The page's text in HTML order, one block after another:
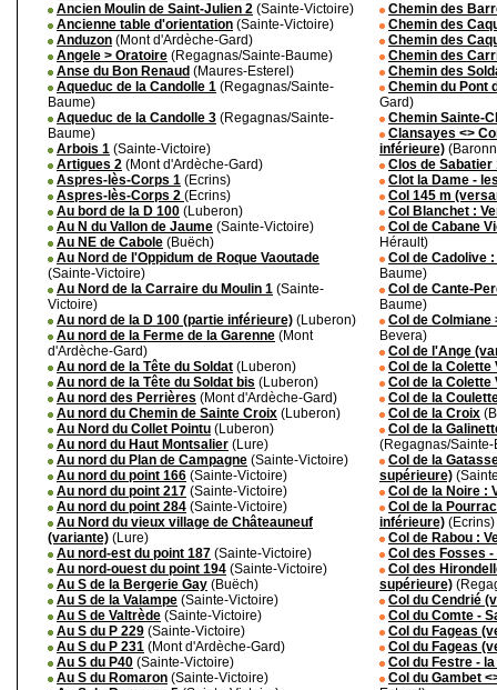
Ancien Moulin de Saint-Julien 2 (Sainte-Victoire)
Ancienne table d'orientation (Sainte-Victoire)
Anduzon (Mont d'Ardèche-Gard)
Angele > Oratoire (Regagnas/Sainte-Baume)
Anse du Bon Renaud (Maures-Esterel)
Aqueduc de la Candolle 1 (Regagnas/Sainte-
Baume)
Aqueduc de la Candolle 3 (Regagnas/Sainte-
Baume)
Arbois 1 (Sainte-Victoire)
Artigues 2 (Mont d'Ardèche-Gard)
Aspres-lès-Corps 1 (Ecrins)
Aspres-lès-Corps 2 (Ecrins)
Au bord de la D 100 (Luberon)
Au N du Vallon de Jaume (Sainte-Victoire)
Au NE de Cabole (Buëch)
Au Nord de l'Oppidum de Roque Vaoutade
(Sainte-Victoire)
Au Nord de la Carraire du Moulin 1 (Sainte-
Victoire)
Au nord de la D 100 (partie inférieure) (Luberon)
Au nord de la Ferme de la Garenne (Mont
d'Ardèche-Gard)
Au nord de la Tête du Soldat (Luberon)
Au nord de la Tête du Soldat bis (Luberon)
Au nord des Perrières (Mont d'Ardèche-Gard)
Au nord du Chemin de Sainte Croix (Luberon)
Au Nord du Collet Pointu (Luberon)
Au nord du Haut Montsalier (Lure)
Au nord du Plan de Campagne (Sainte-Victoire)
Au nord du point 166 (Sainte-Victoire)
Au nord du point 217 (Sainte-Victoire)
Au nord du point 284 (Sainte-Victoire)
Au Nord du vieux village de Châteauneuf
(variante) (Lure)
Au nord-est du point 187 (Sainte-Victoire)
Au nord-ouest du point 194 (Sainte-Victoire)
Au S de la Bergerie Gay (Buëch)
Au S de la Valampe (Sainte-Victoire)
Au S de Valtrède (Sainte-Victoire)
Au S du P 229 (Sainte-Victoire)
Au S du P 231 (Mont d'Ardèche-Gard)
Au S du P40 (Sainte-Victoire)
Au S du Romaron (Sainte-Victoire)
Chemin des
Chemin des
Chemin des
Chemin des
Chemin des
Chemin du Pont
Gard)
Chemin Sainte-
Clansayes <>
inférieure)
Clos de Sabatier
Clot la Dame -
Col 145 m
Col Blanchet :
Col de Cabane
Hérault)
Col de Cadolive
Baume)
Col de Cante-
Baume)
Col de Colmiane
Bevera)
Col de l'Ange
Col de la Colette
Col de la Colette
Col de la
Col de la Croix
Col de la
(Regagnas/Sainte-
Col de la
supérieure)
Col de la Noire :
Col de la
inférieure) (Ecrins)
Col de Rabou :
Col des Fosses
Col des
supérieure)
Col du Cendrié
Col du Comte -
Col du Fageas
Col du Fageas
Col du Festre -
Col du Gambet